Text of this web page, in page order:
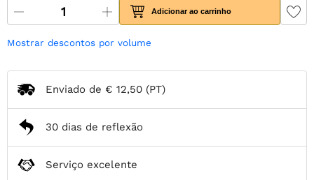
Adicionar ao carrinho
Mostrar descontos por volume
Enviado de € 12,50 (PT)
30 dias de reflexão
Serviço excelente